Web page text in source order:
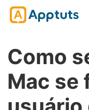
Como
Mac se